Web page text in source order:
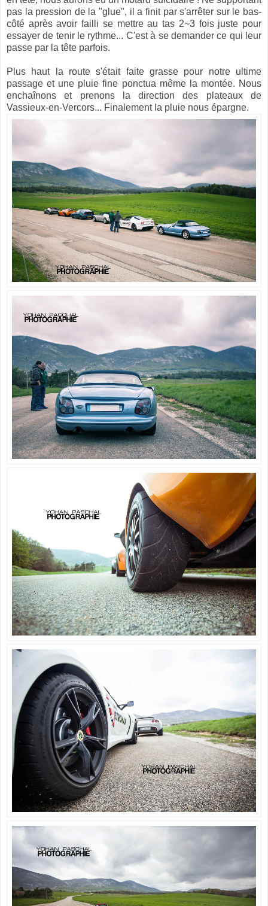
pas la pression de la "glue", il a finit par s'arrêter sur le bas-
côté après avoir failli se mettre au tas 2~3 fois juste pour
essayer de tenir le rythme... C'est à se demander ce qui leur
passe par la tête parfois.
Plus haut la route s'était faite grasse pour notre ultime
passage et une pluie fine ponctua même la montée. Nous
enchaînons et prenons la direction des plateaux de
Vassieux-en-Vercors... Finalement la pluie nous épargne.